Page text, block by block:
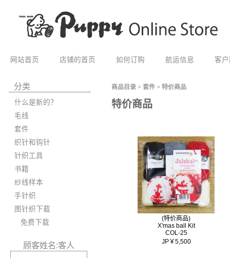
网站首页 店铺的首页 如何订购 航运信息 客
分类
什么是新的？
毛线
套件
织针和钩针
针织工具
书籍
纱线样本
手针织
图针织下载
免费下载
顾客姓名:客人
商品目录 > 套件 > 特价商品
特价商品
(特价商品)
X'mas ball Kit
COL-25
JP￥5,500